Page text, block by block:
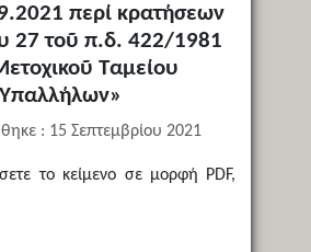
περί κρατήσεων
27 τοῦ π.δ. 422/1981
Ταμείου
: 15 Σεπτεμβρίου 2021
το κείμενο σε μορφή PDF,